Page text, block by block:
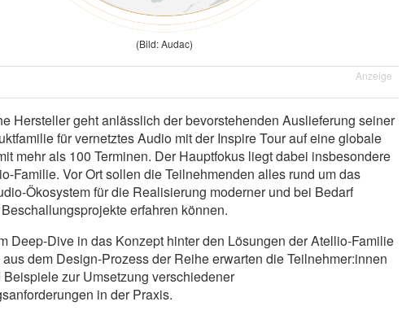
(Bild: Audac)
Anzeige
Hersteller geht anlässlich der bevorstehenden Auslieferung seiner
für vernetztes Audio mit der Inspire Tour auf eine globale
mehr als 100 Terminen. Der Hauptfokus liegt dabei insbesondere
Familie. Vor Ort sollen die Teilnehmenden alles rund um das
Ökosystem für die Realisierung moderner und bei Bedarf
erfahren können.
Deep-Dive in das Konzept hinter den Lösungen der Atellio-Familie
dem Design-Prozess der Reihe erwarten die Teilnehmer:innen
Beispiele zur Umsetzung verschiedener
in der Praxis.